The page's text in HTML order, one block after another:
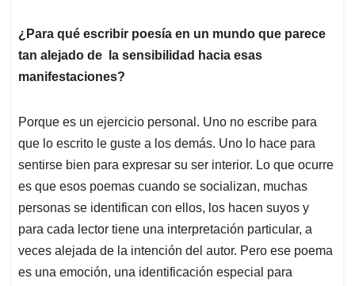
¿Para qué escribir poesía en un mundo que parece
tan alejado de la sensibilidad hacia esas
manifestaciones?
Porque es un ejercicio personal. Uno no escribe para
que lo escrito le guste a los demás. Uno lo hace para
sentirse bien para expresar su ser interior. Lo que ocurre
es que esos poemas cuando se socializan, muchas
personas se identifican con ellos, los hacen suyos y
para cada lector tiene una interpretación particular, a
veces alejada de la intención del autor. Pero ese poema
es una emoción, una identificación especial para